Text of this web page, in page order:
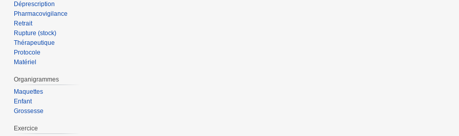
Déprescription
Pharmacovigilance
Retrait
Rupture (stock)
Thérapeutique
Protocole
Matériel
Organigrammes
Maquettes
Enfant
Grossesse
Exercice